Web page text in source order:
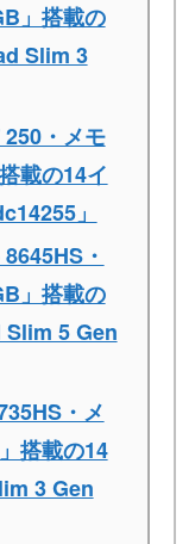
」搭載の
Slim 3
・メモ
載の14イ
」
・
」搭載の
Slim 5 Gen
・メ
搭載の14
3 Gen